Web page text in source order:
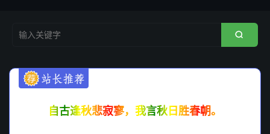

自古逢秋悲寂寥，我言秋日胜春朝。